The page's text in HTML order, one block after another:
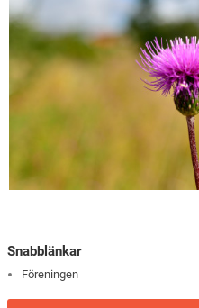
Snabblänkar
Föreningen